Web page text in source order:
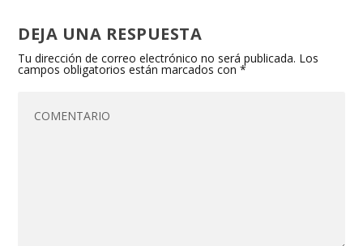
DEJA UNA RESPUESTA
Tu dirección de correo electrónico no será publicada. Los
campos obligatorios están marcados con*